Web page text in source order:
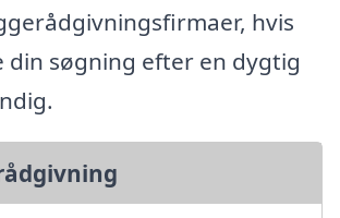
hvis
din søgning efter en dygtig